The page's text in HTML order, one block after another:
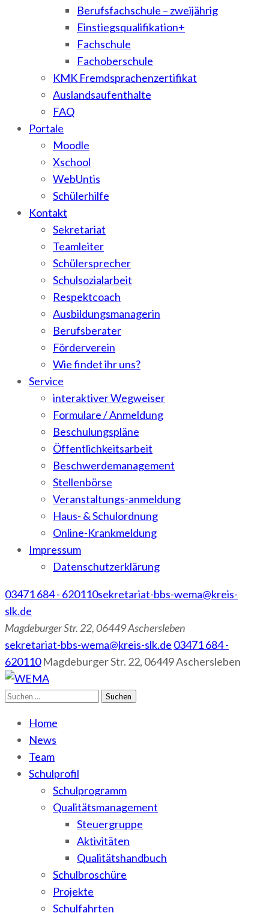
Berufsfachschule – zweijährig
Einstiegsqualifikation+
Fachschule
Fachoberschule
KMK Fremdsprachenzertifikat
Auslandsaufenthalte
FAQ
Portale
Moodle
Xschool
WebUntis
Schülerhilfe
Kontakt
Sekretariat
Teamleiter
Schülersprecher
Schulsozialarbeit
Respektcoach
Ausbildungsmanagerin
Berufsberater
Förderverein
Wie findet ihr uns?
Service
interaktiver Wegweiser
Formulare / Anmeldung
Beschulungspläne
Öffentlichkeitsarbeit
Beschwerdemanagement
Stellenbörse
Veranstaltungs-anmeldung
Haus- & Schulordnung
Online-Krankmeldung
Impressum
Datenschutzerklärung
03471 684 - 620110sekretariat-bbs-wema@kreis-
slk.de
Magdeburger Str. 22, 06449 Aschersleben
sekretariat-bbs-wema@kreis-slk.de 03471 684 -
620110 Magdeburger Str. 22, 06449 Aschersleben
WEMA
BbS I des Salzlandkreises
Suchen
Home
News
Team
Schulprofil
Schulprogramm
Qualitätsmanagement
Steuergruppe
Aktivitäten
Qualitätshandbuch
Schulbroschüre
Projekte
Schulfahrten